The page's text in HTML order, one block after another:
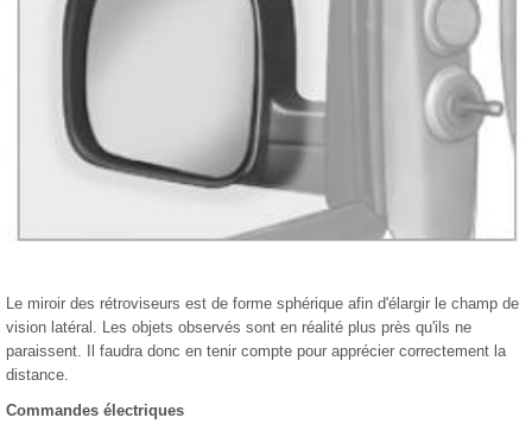
Le miroir des rétroviseurs est de forme sphérique afin d'élargir le champ de
vision latéral. Les objets observés sont en réalité plus près qu'ils ne
paraissent. Il faudra donc en tenir compte pour apprécier correctement la
distance.
Commandes électriques